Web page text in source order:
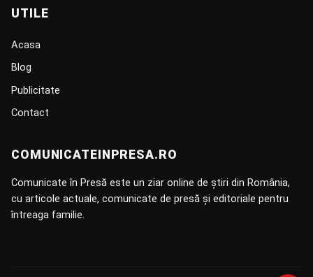
UTILE
Acasa
Blog
Publicitate
Contact
COMUNICATEINPRESA.RO
Comunicate în Presă este un ziar online de știri din România,
cu articole actuale, comunicate de presă și editoriale pentru
întreaga familie.